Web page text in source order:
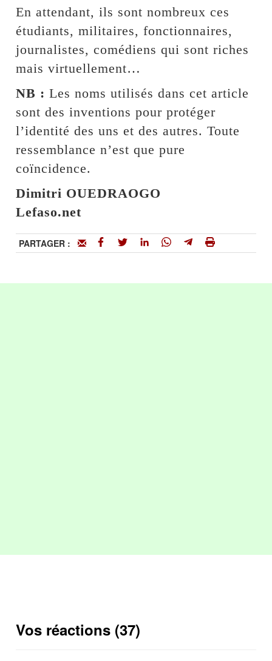
En attendant, ils sont nombreux ces
étudiants, militaires, fonctionnaires,
journalistes, comédiens qui sont riches
mais virtuellement…
NB : Les noms utilisés dans cet article
sont des inventions pour protéger
l’identité des uns et des autres. Toute
ressemblance n’est que pure
coïncidence.
Dimitri OUEDRAOGO
Lefaso.net
PARTAGER :
Vos réactions (37)